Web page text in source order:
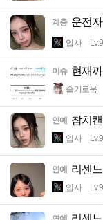
계층 운전
입사
이슈 현재
슬기로움
연예 참치
입사
연예 리센
입사